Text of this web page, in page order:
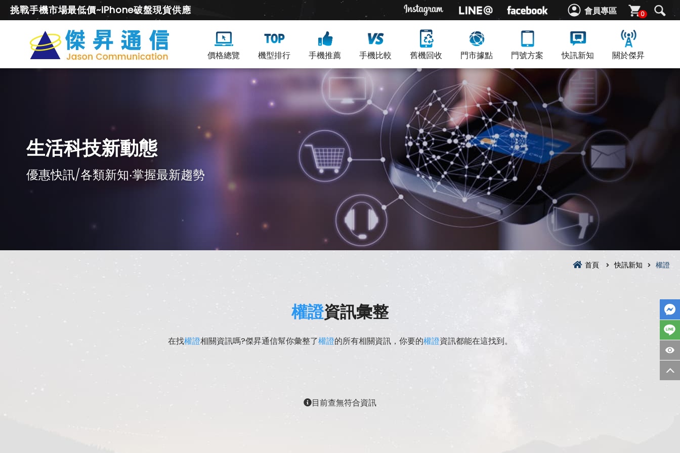
會員專區 0
挑戰手機市場最低價~iPhone破盤現貨供應
價格總覽 機型排行 手機推薦 手機比較 舊機回收 門市據點 門號方案 快訊新知 關於傑昇
生活科技新動態
優惠快訊/各類新知‧掌握最新趨勢
首頁 快訊新知 權證
權證資訊彙整
在找權證相關資訊嗎?傑昇通信幫你彙整了權證的所有相關資訊，你要的權證資訊都能在這找到。
目前查無符合資訊